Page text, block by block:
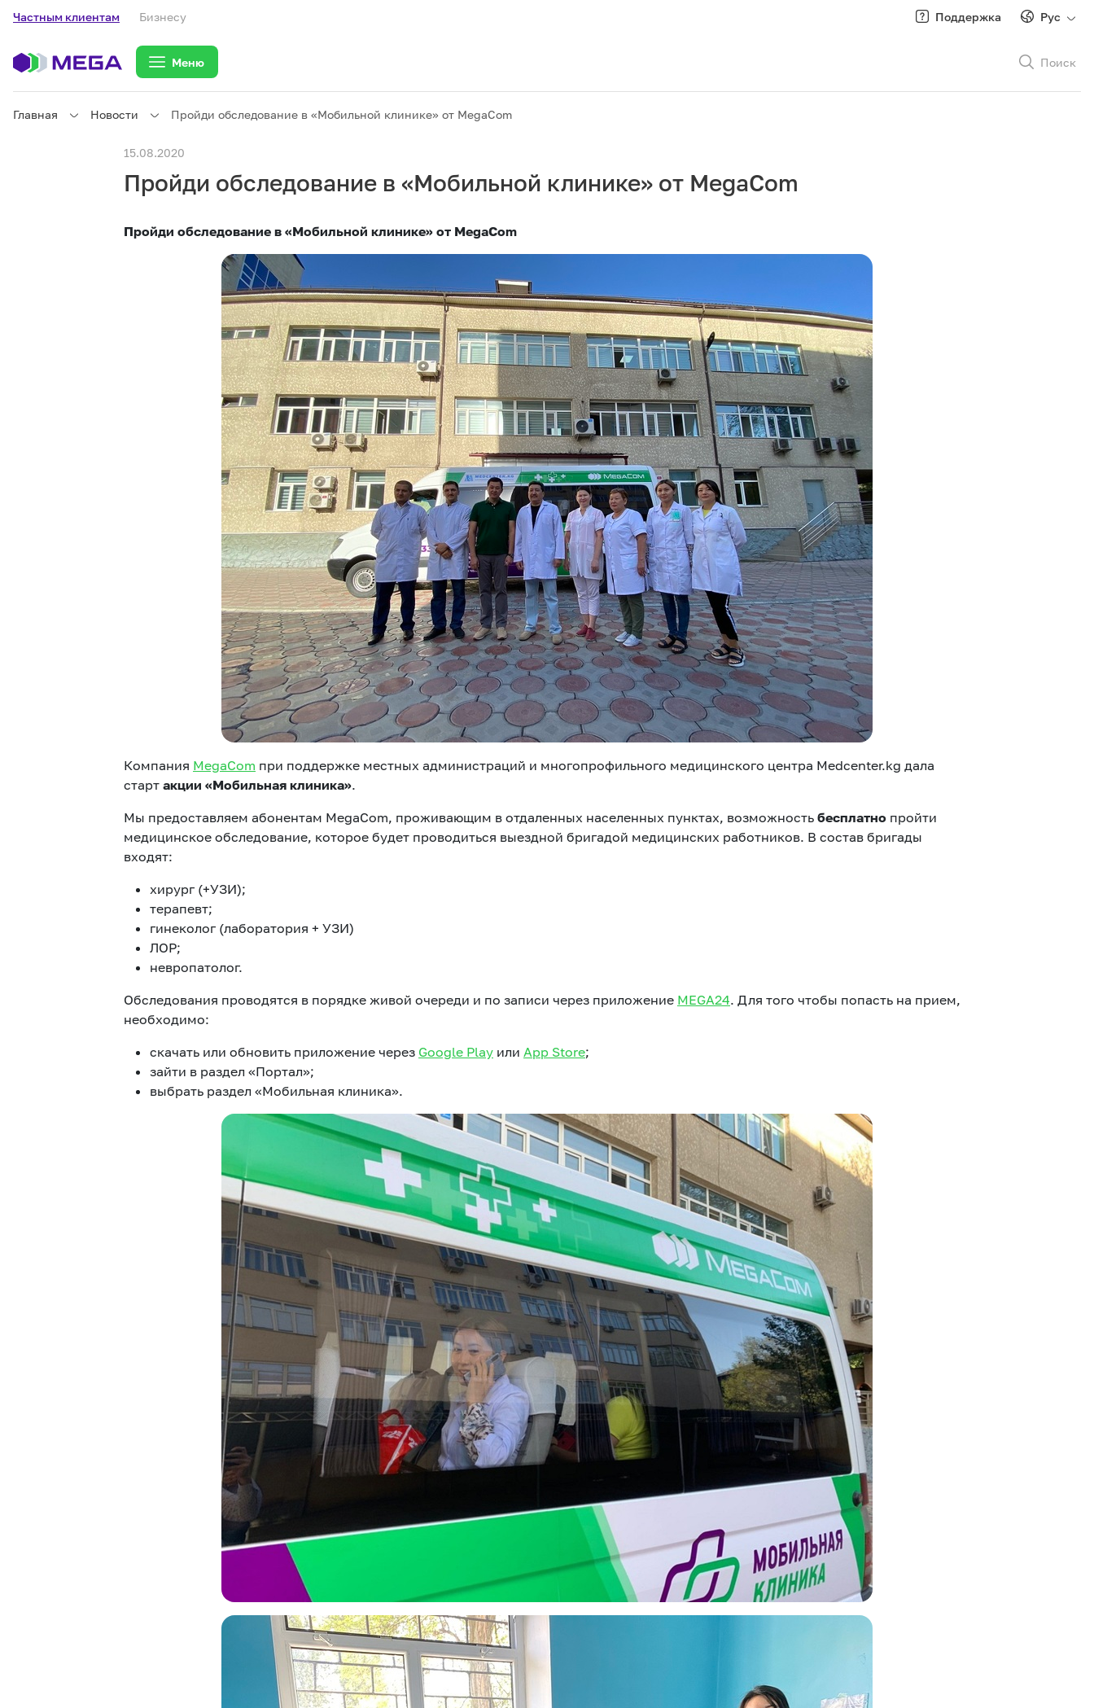
Частным клиентам Бизнесу Поддержка Рус
Меню Поиск
Частным клиентам
Частным клиентам
Акции
M2M
Развлечения Соц.сети
Подбор номера Доставка SIM
Новости Работа в MEGA
Карта офисов и покрытие MegaPay
Главная Новости Пройди обследование в «Мобильной клинике» от MegaCom
15.08.2020
Пройди обследование в «Мобильной клинике» от MegaCom
Пройди обследование в «Мобильной клинике» от MegaCom
Компания MegaCom при поддержке местных администраций и многопрофильного медицинского центра Medcenter.kg дала
старт акции «Мобильная клиника».
Мы предоставляем абонентам MegaCom, проживающим в отдаленных населенных пунктах, возможность бесплатно пройти
медицинское обследование, которое будет проводиться выездной бригадой медицинских работников. В состав бригады
входят:
хирург (+УЗИ);
терапевт;
гинеколог (лаборатория + УЗИ)
ЛОР;
невропатолог.
Обследования проводятся в порядке живой очереди и по записи через приложение MEGA24. Для того чтобы попасть на прием,
необходимо:
скачать или обновить приложение через Google Play или App Store;
зайти в раздел «Портал»;
выбрать раздел «Мобильная клиника».